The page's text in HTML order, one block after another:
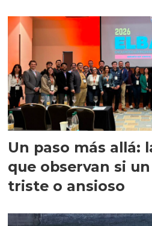
Un paso más allá:
que observan si
triste o ansioso